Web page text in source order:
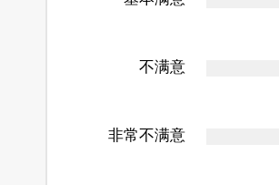
不满意
非常不满意